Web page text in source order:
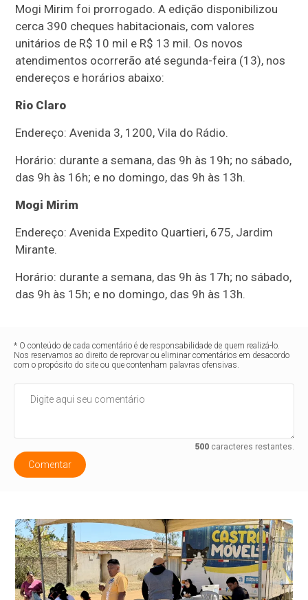
Mogi Mirim foi prorrogado. A edição disponibilizou
cerca 390 cheques habitacionais, com valores
unitários de R$ 10 mil e R$ 13 mil. Os novos
atendimentos ocorrerão até segunda-feira (13), nos
endereços e horários abaixo:
Rio Claro
Endereço: Avenida 3, 1200, Vila do Rádio.
Horário: durante a semana, das 9h às 19h; no sábado,
das 9h às 16h; e no domingo, das 9h às 13h.
Mogi Mirim
Endereço: Avenida Expedito Quartieri, 675, Jardim
Mirante.
Horário: durante a semana, das 9h às 17h; no sábado,
das 9h às 15h; e no domingo, das 9h às 13h.
* O conteúdo de cada comentário é de responsabilidade de quem realizá-lo.
Nos reservamos ao direito de reprovar ou eliminar comentários em desacordo
com o propósito do site ou que contenham palavras ofensivas.
500caracteres restantes.
Comentar